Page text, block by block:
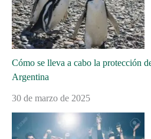
Cómo se lleva a cabo la protección
Argentina
30 de marzo de 2025